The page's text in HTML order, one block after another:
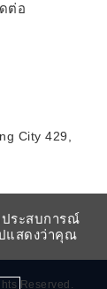
ประสบการณ์
แสดงว่าคุณ
ต่อ
City 429,
Reserved.